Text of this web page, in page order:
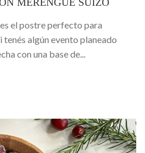
MERENGUE SUIZO
el postre perfecto para
algún evento planeado
con una base de...